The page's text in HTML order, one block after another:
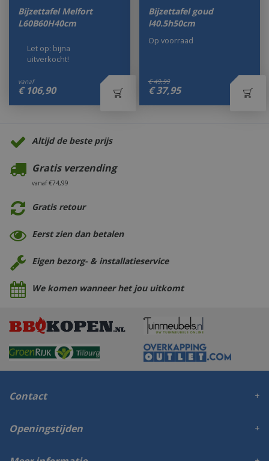
Bijzettafel Melfort
L60B60H40cm
vanaf
€ 106,90
Let op: bijna
uitverkocht!
Bijzettafel goud
l40.5h50cm
€ 49,99
€ 37,95
Op voorraad
Altijd de beste prijs
Gratis verzending
vanaf €74,99
Gratis retour
Eerst zien dan betalen
Eigen bezorg- & installatieservice
We komen wanneer het jou uitkomt
Contact
Openingstijden